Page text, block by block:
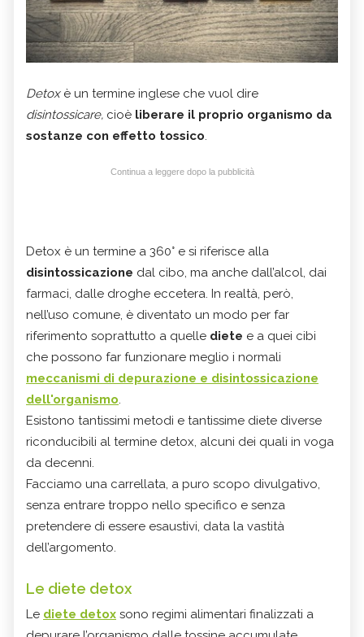
Detoxè un termine inglese che vuol dire
disintossicare, cioè liberare il proprio organismo da
sostanze con effetto tossico.
Continua a leggere dopo la pubblicità
Detox è un termine a 360° e si riferisce alla
disintossicazione dal cibo, ma anche dall’alcol, dai
farmaci, dalle droghe eccetera. In realtà, però,
nell’uso comune, è diventato un modo per far
riferimento soprattutto a quelle diete e a quei cibi
che possono far funzionare meglio i normali
meccanismi di depurazione e disintossicazione
dell'organismo.
Esistono tantissimi metodi e tantissime diete diverse
riconducibili al termine detox, alcuni dei quali in voga
da decenni.
Facciamo una carrellata, a puro scopo divulgativo,
senza entrare troppo nello specifico e senza
pretendere di essere esaustivi, data la vastità
dell’argomento.
Le diete detox
Le diete detox sono regimi alimentari finalizzati a